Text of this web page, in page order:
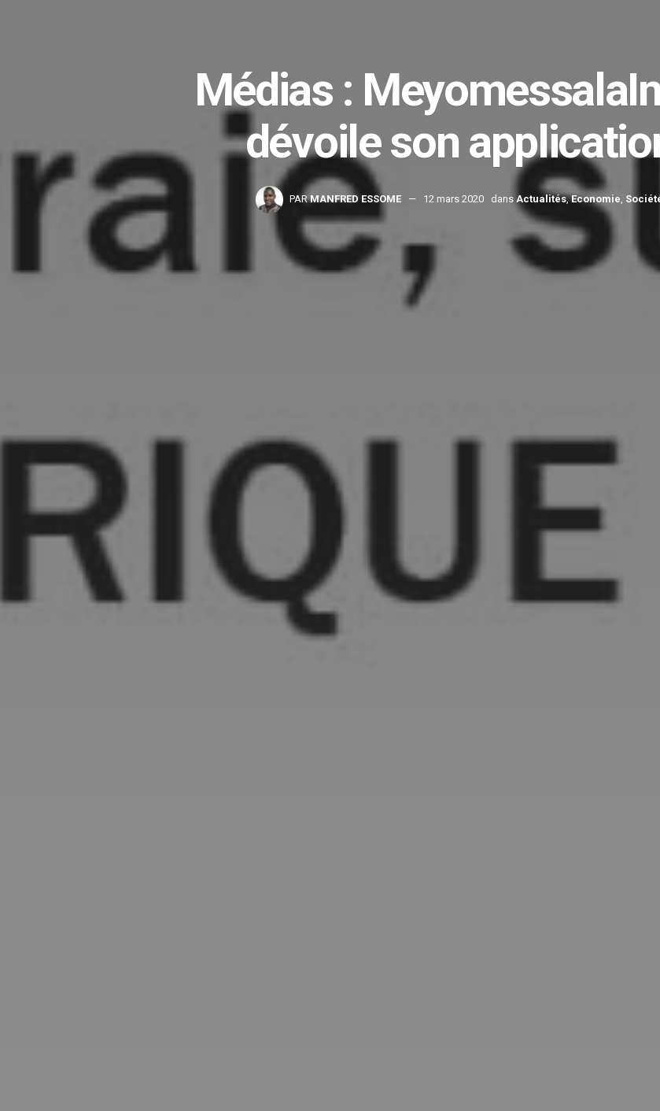
Médias :
dévoile son
PAR MANFRED ESSOME 12 mars 2020 dans Actualités,Economie,